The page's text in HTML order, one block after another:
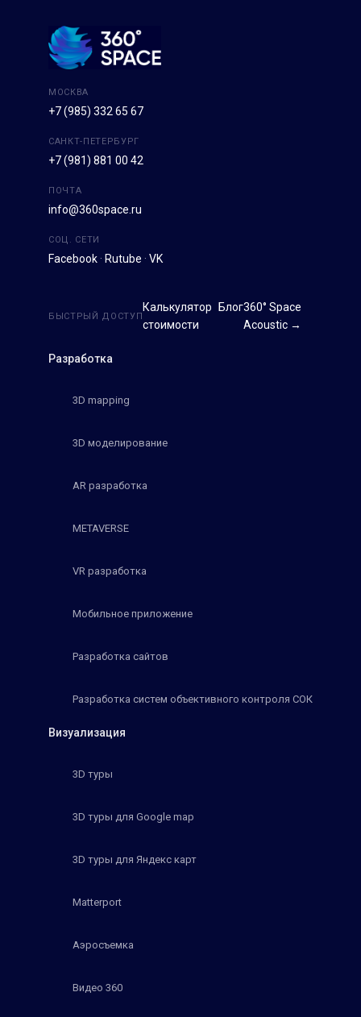
МОСКВА
+7 (985) 332 65 67
САНКТ-ПЕТЕРБУРГ
+7 (981) 881 00 42
ПОЧТА
info@360space.ru
СОЦ. СЕТИ
Facebook · Rutube · VK
Разработка
3D mapping
3D моделирование
AR разработка
METAVERSE
VR разработка
Мобильное приложение
Разработка сайтов
Разработка систем объективного контроля СОК
Визуализация
3D туры
3D туры для Google map
3D туры для Яндекс карт
Matterport
Аэросъемка
Видео 360
БЫСТРЫЙ ДОСТУП
Калькулятор
стоимости
Блог360° Space
Acoustic →